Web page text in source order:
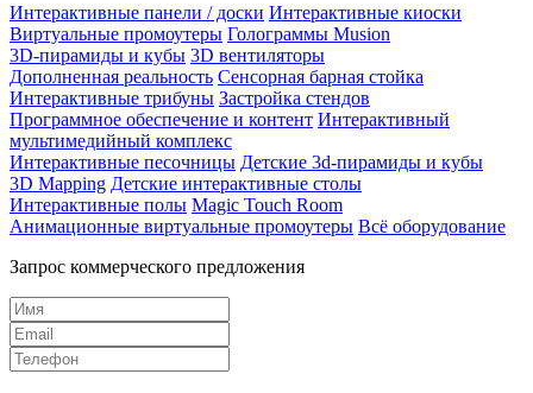
Интерактивные панели / доски Интерактивные киоски
Виртуальные промоутеры Голограммы Musion
3D-пирамиды и кубы 3D вентиляторы
Дополненная реальность Сенсорная барная стойка
Интерактивные трибуны Застройка стендов
Программное обеспечение и контент Интерактивный
мультимедийный комплекс
Интерактивные песочницы Детские 3d-пирамиды и кубы
3D Mapping Детские интерактивные столы
Интерактивные полы Magic Touch Room
Анимационные виртуальные промоутеры Всё оборудование
Запрос коммерческого предложения